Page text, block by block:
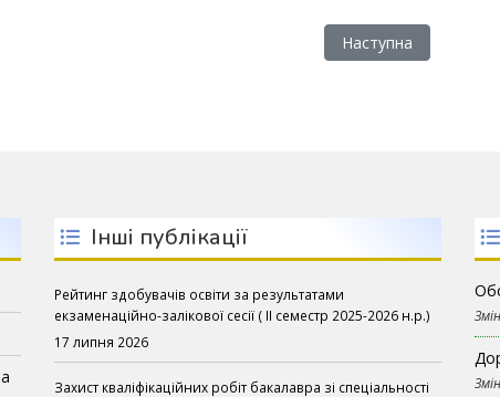
інсульт» Наступна стаття:
Наступна
Інші публікації
Рейтинг здобувачів освіти за результатами
екзаменаційно-залікової сесії ( ІІ семестр 2025-2026 н.р.)
17 липня 2026
Захист кваліфікаційних робіт бакалавра зі спеціальності